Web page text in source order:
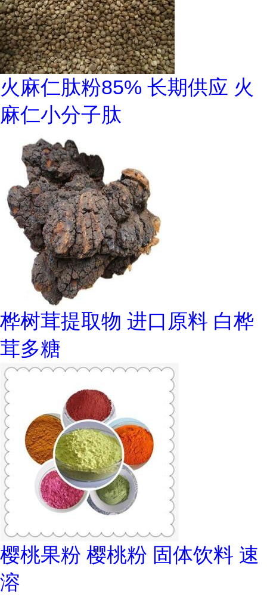
火麻仁肽粉85% 长期供应 火
麻仁小分子肽
桦树茸提取物 进口原料 白桦
茸多糖
樱桃果粉 樱桃粉 固体饮料 速
溶